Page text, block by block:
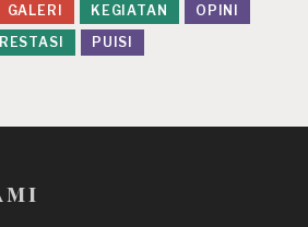
GALERI KEGIATAN
OPINI
PUISI